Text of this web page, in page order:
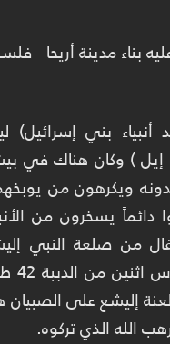
بناء مدينة أريحا -
بني إسرائيل)
إيل ) وكان هناك في
ويكرهون من
دائماً يسخرون من
من صلعة النبي
إليشع على الصبيان
الله الذي تركوه.